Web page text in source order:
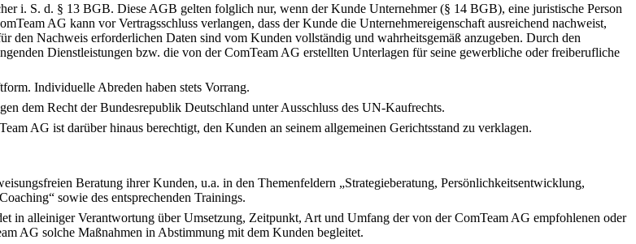
i. S. d. § 13 BGB. Diese AGB gelten folglich nur, wenn der Kunde Unternehmer (§ 14 BGB), eine juristische Person
AG kann vor Vertragsschluss verlangen, dass der Kunde die Unternehmereigenschaft ausreichend nachweist,
den Nachweis erforderlichen Daten sind vom Kunden vollständig und wahrheitsgemäß anzugeben. Durch den
Dienstleistungen bzw. die von der ComTeam AG erstellten Unterlagen für seine gewerbliche oder freiberufliche
Individuelle Abreden haben stets Vorrang.
dem Recht der Bundesrepublik Deutschland unter Ausschluss des UN-Kaufrechts.
AG ist darüber hinaus berechtigt, den Kunden an seinem allgemeinen Gerichtsstand zu verklagen.
Beratung ihrer Kunden, u.a. in den Themenfeldern „Strategieberatung, Persönlichkeitsentwicklung,
sowie des entsprechenden Trainings.
in alleiniger Verantwortung über Umsetzung, Zeitpunkt, Art und Umfang der von der ComTeam AG empfohlenen oder
AG solche Maßnahmen in Abstimmung mit dem Kunden begleitet.